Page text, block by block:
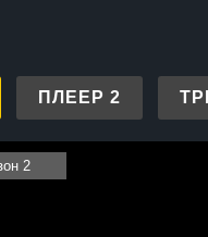
ПЛЕЕР 2
2